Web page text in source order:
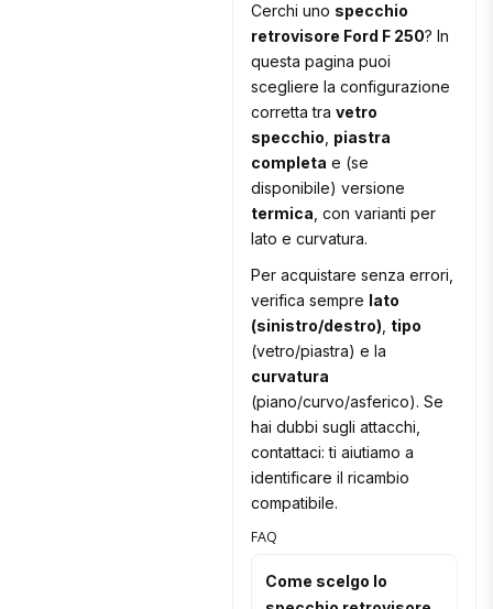
Cerchi uno specchio
retrovisore Ford F 250? In
questa pagina puoi
scegliere la configurazione
corretta travetro
specchio piastra
completa e (se
disponibile) versione
termica , con varianti per
lato e curvatura.
Per acquistare senza errori,
verifica sempre lato
(sinistro/destro) tipo
(vetro/piastra) e la
curvatura
(piano/curvo/asferico). Se
hai dubbi sugli attacchi,
contattaci: ti aiutiamo a
identificare il ricambio
compatibile.
FAQ
Come scelgo lo